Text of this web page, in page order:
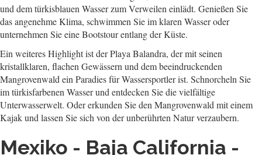
und dem türkisblauen Wasser zum Verweilen einlädt. Genießen Sie
das angenehme Klima, schwimmen Sie im klaren Wasser oder
unternehmen Sie eine Bootstour entlang der Küste.
Ein weiteres Highlight ist der Playa Balandra, der mit seinen
kristallklaren, flachen Gewässern und dem beeindruckenden
Mangrovenwald ein Paradies für Wassersportler ist. Schnorcheln Sie
im türkisfarbenen Wasser und entdecken Sie die vielfältige
Unterwasserwelt. Oder erkunden Sie den Mangrovenwald mit einem
Kajak und lassen Sie sich von der unberührten Natur verzaubern.
Mexiko - Baja California -